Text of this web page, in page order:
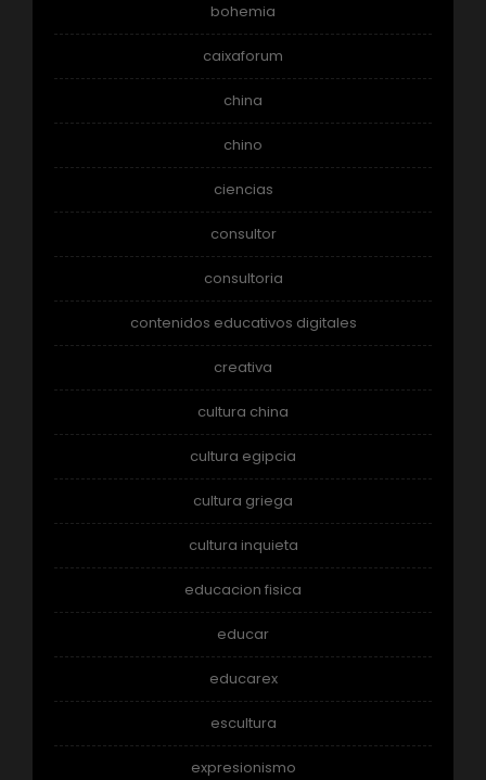
bohemia
caixaforum
china
chino
ciencias
consultor
consultoria
contenidos educativos digitales
creativa
cultura china
cultura egipcia
cultura griega
cultura inquieta
educacion fisica
educar
educarex
escultura
expresionismo